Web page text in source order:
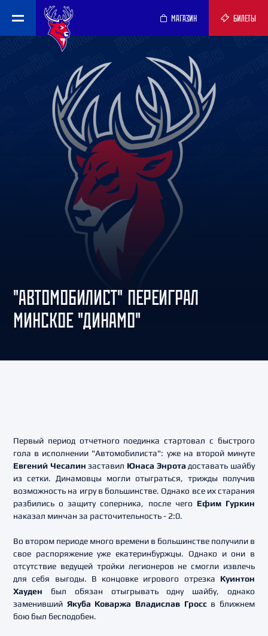
МАГАЗИН БИЛЕТЫ
"АВТОМОБИЛИСТ" ПЕРЕИГРАЛ
МИНСКОЕ "ДИНАМО"
Первый период отчетного поединка стартовал с быстрого
гола в исполнении "Автомобилиста": уже на второй минуте
Евгений Чесалинзаставил Юнаса Энрота доставать шайбу
из сетки. Динамовцы могли отыграться, трижды получив
возможность на игру в большинстве. Однако все их старания
разбились о защиту соперника, после чего Ефим Гуркин
наказал минчан за расточительность - 2:0.
Во втором периоде много времени в большинстве получили в
свое распоряжение уже екатеринбуржцы. Однако и они в
отсутствие ведущей тройки легионеров не смогли извлечь
для себя выгоды. В концовке игрового отрезка Куинтон
Хауден был обязан отыгрывать одну шайбу, однако
заменивший Якуба Коваржа Владислав Гросс в ближнем
бою был бесподобен.